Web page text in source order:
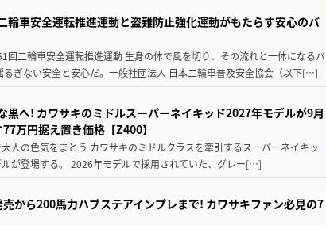
輪車安全運転推進運動と盗難防止強化運動がもたらす安心のバ
回二輪車安全運転推進運動 生身の体で風を切り、その流れと一体になるバ
るぎない安全と安心だ。一般社団法人 日本二輪車普及安全協会（以下[…]
黒へ! カワサキのミドルスーパーネイキッド2027年モデルが9月
万円据え置き価格【Z400】
人の色気をまとう カワサキのミドルクラスを牽引するスーパーネイキッ
が登場する。 2026年モデルで採用されていた、グレー[…]
売から200馬力ハブステアインプレまで! カワサキファン必見の7